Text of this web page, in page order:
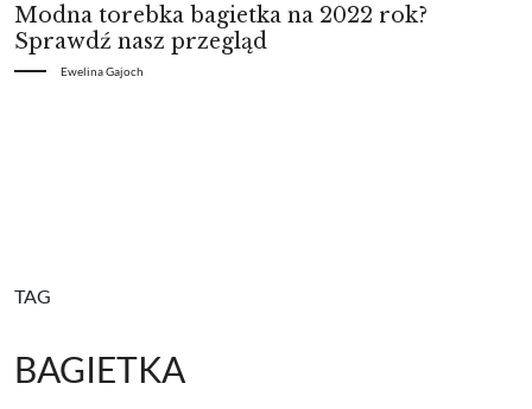
Modna torebka bagietka na 2022 rok?
Sprawdź nasz przegląd
Ewelina Gajoch
TAG
BAGIETKA